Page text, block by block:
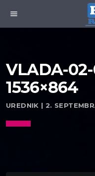
menu
VLADA-
1536×864
UREDNIK | 2.